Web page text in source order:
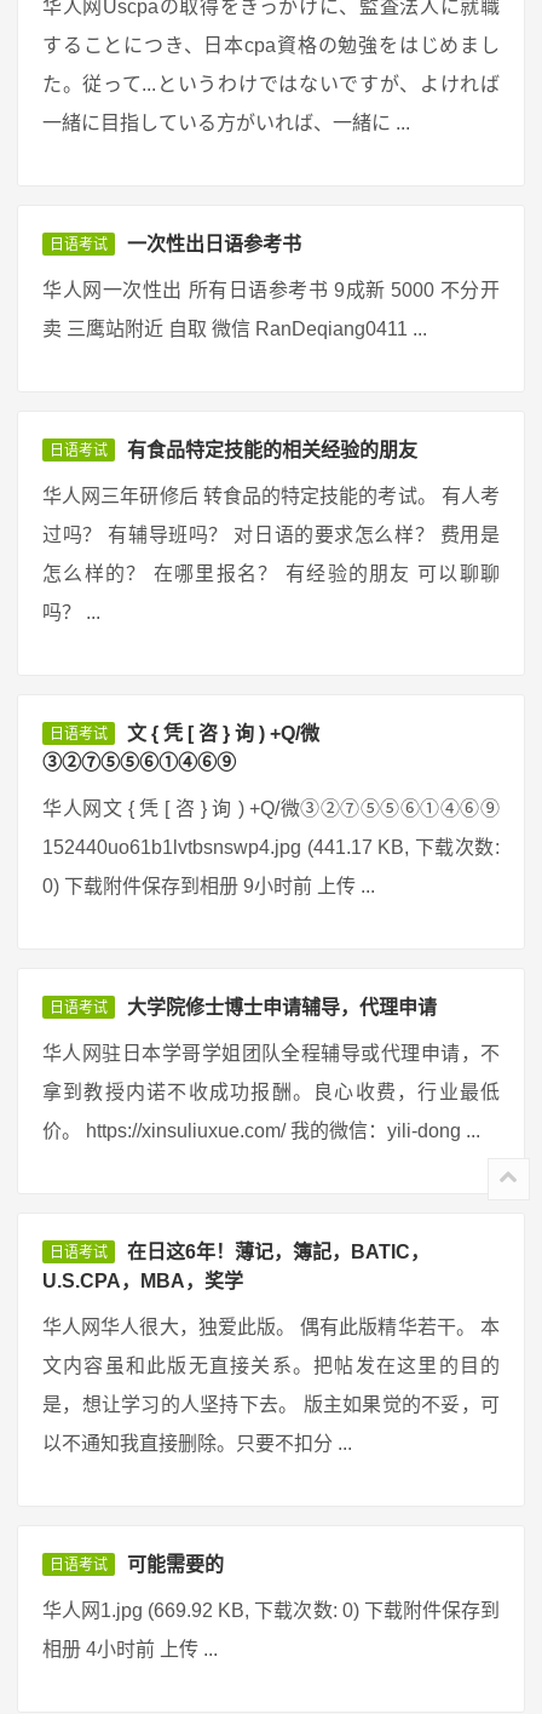
华人网Uscpaの取得をきっかけに、監査法人に就職
することにつき、日本cpa資格の勉強をはじめまし
た。従って...というわけではないですが、よければ
一緒に目指している方がいれば、一緒に ...
日语考试 一次性出日语参考书
华人网一次性出 所有日语参考书 9成新 5000 不分开
卖 三鹰站附近 自取 微信 RanDeqiang0411 ...
日语考试 有食品特定技能的相关经验的朋友
华人网三年研修后 转食品的特定技能的考试。 有人考
过吗？ 有辅导班吗？ 对日语的要求怎么样？ 费用是
怎么样的？ 在哪里报名？ 有经验的朋友 可以聊聊
吗？ ...
日语考试
文 { 凭 [ 咨 } 询 ) +Q/微
③②⑦⑤⑤⑥①④⑥⑨
华人网文 { 凭 [ 咨 } 询 ) +Q/微③②⑦⑤⑤⑥①④⑥⑨
152440uo61b1lvtbsnswp4.jpg (441.17 KB, 下载次数:
0) 下载附件保存到相册 9小时前 上传 ...
日语考试 大学院修士博士申请辅导，代理申请
华人网驻日本学哥学姐团队全程辅导或代理申请，不
拿到教授内诺不收成功报酬。良心收费，行业最低
价。 https://xinsuliuxue.com/ 我的微信：yili-dong ...
日语考试
在日这6年！薄记，簿記，BATIC，
U.S.CPA，MBA，奖学
华人网华人很大，独爱此版。 偶有此版精华若干。 本
文内容虽和此版无直接关系。把帖发在这里的目的
是，想让学习的人坚持下去。 版主如果觉的不妥，可
以不通知我直接删除。只要不扣分 ...
日语考试 可能需要的
华人网1.jpg (669.92 KB, 下载次数: 0) 下载附件保存到
相册 4小时前 上传 ...